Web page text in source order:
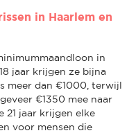
in Haarlem en
in
jaar krijgen ze bijna
meer dan €1000, terwijl
€1350 mee naar
21 jaar krijgen elke
voor mensen die